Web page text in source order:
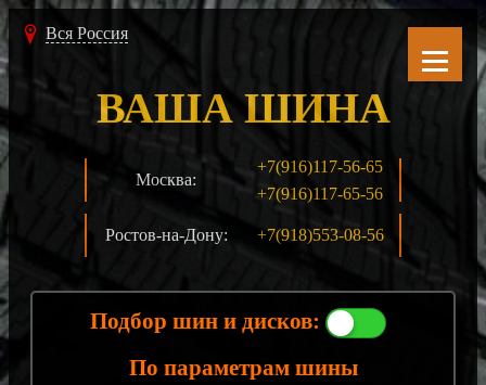
Вся Россия
Москва:
+7(916)117-56-65
+7(916)117-65-56
Ростов-на-Дону: +7(918)553-08-56
ВАША ШИНА
Подбор шин и дисков:
По параметрам шины